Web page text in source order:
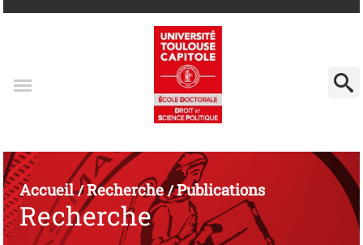
Accueil/Recherche/Publications
Recherche